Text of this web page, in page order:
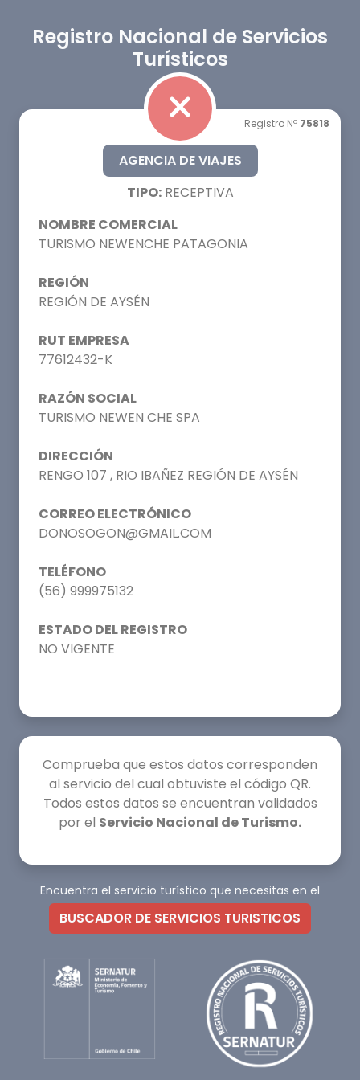
Registro Nacional de Servicios
Turísticos
Registro Nº 75818
AGENCIA DE VIAJES
TIPO:RECEPTIVA
NOMBRE COMERCIAL
TURISMO NEWENCHE PATAGONIA
REGIÓN
REGIÓN DE AYSÉN
RUT EMPRESA
77612432-K
RAZÓN SOCIAL
TURISMO NEWEN CHE SPA
DIRECCIÓN
RENGO 107 , RIO IBAÑEZ REGIÓN DE AYSÉN
CORREO ELECTRÓNICO
DONOSOGON@GMAIL.COM
TELÉFONO
(56) 999975132
ESTADO DEL REGISTRO
NO VIGENTE
Comprueba que estos datos corresponden
al servicio del cual obtuviste el código QR.
Todos estos datos se encuentran validados
por el Servicio Nacional de Turismo.
Encuentra el servicio turístico que necesitas en el
BUSCADOR DE SERVICIOS TURISTICOS